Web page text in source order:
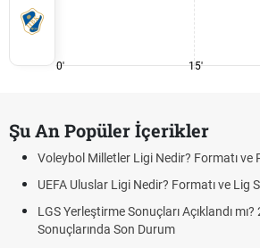
0' 15'
Şu An Popüler İçerikler
Voleybol Milletler Ligi Nedir? Formatı ve
UEFA Uluslar Ligi Nedir? Formatı ve Lig
LGS Yerleştirme Sonuçları Açıklandı
Sonuçlarında Son Durum